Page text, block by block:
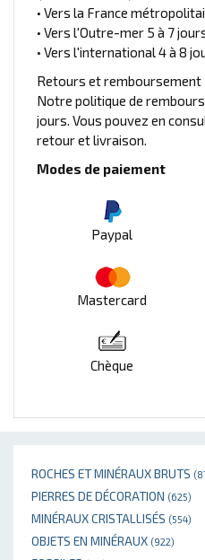
ROCHES ET MINÉRAUX BRUTS
PIERRES DE DÉCORATION (625)
MINÉRAUX CRISTALLISÉS (554)
OBJETS EN MINÉRAUX (922)
• Vers la France
• Vers l'Outre-mer 5 à 7
• Vers l'international 4 à 8
Retours et remboursement
Notre politique de
jours. Vous pouvez en
retour et livraison.
Modes de paiement
Paypal
Mastercard
Chèque